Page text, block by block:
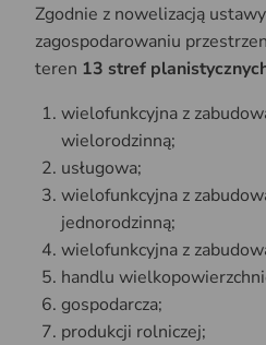
Zgodnie z nowelizacją
zagospodarowaniu
teren 13 stref
wielofunkcyjna z
wielorodzinną;
usługowa;
wielofunkcyjna z
jednorodzinną;
wielofunkcyjna z
handlu
gospodarcza;
produkcji rolniczej;